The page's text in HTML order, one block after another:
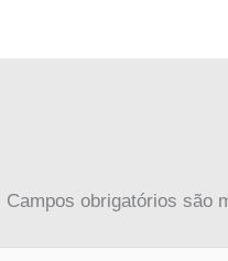
Campos obrigatórios são